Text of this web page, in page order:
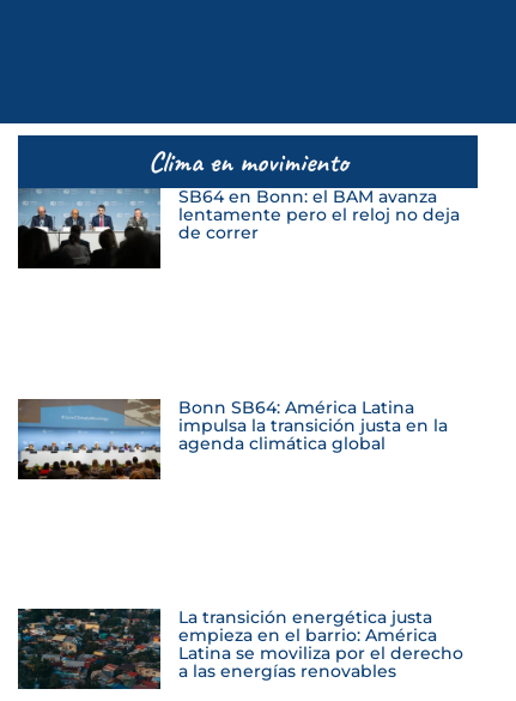
Clima en movimiento
SB64 en Bonn: el BAM avanza
lentamente pero el reloj no deja
de correr
Bonn SB64: América Latina
impulsa la transición justa en la
agenda climática global
La transición energética justa
empieza en el barrio: América
Latina se moviliza por el derecho
a las energías renovables